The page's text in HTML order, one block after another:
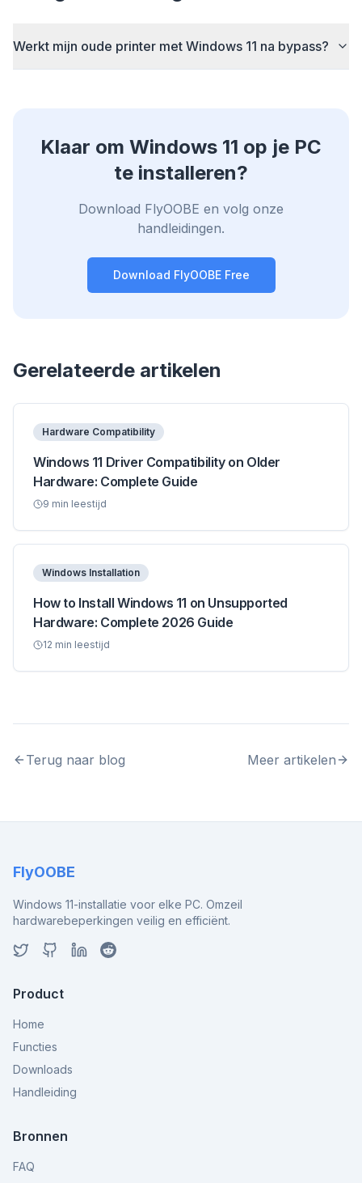
Werkt mijn oude printer met Windows 11 na bypass?
Klaar om Windows 11 op je PC
te installeren?
Download FlyOOBE en volg onze
handleidingen.
Download FlyOOBE Free
Gerelateerde artikelen
Hardware Compatibility
Windows 11 Driver Compatibility on Older
Hardware: Complete Guide
9 min leestijd
Windows Installation
How to Install Windows 11 on Unsupported
Hardware: Complete 2026 Guide
12 min leestijd
Terug naar blog Meer artikelen
FlyOOBE
Windows 11-installatie voor elke PC. Omzeil
hardwarebeperkingen veilig en efficiënt.
Product
Home
Functies
Downloads
Handleiding
Bronnen
FAQ
laadtijden op elke website.
Voor elke browser
Chrome, Edge, Firefox, Brave, Opera — eenmaal
installeren, allemaal optimaliseren.